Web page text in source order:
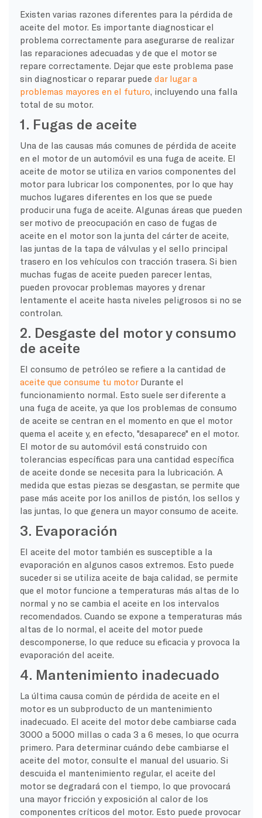
Existen varias razones diferentes para la pérdida de
aceite del motor. Es importante diagnosticar el
problema correctamente para asegurarse de realizar
las reparaciones adecuadas y de que el motor se
repare correctamente. Dejar que este problema pase
sin diagnosticar o reparar puede dar lugar a
problemas mayores en el futuro , incluyendo una falla
total de su motor.
1. Fugas de aceite
Una de las causas más comunes de pérdida de aceite
en el motor de un automóvil es una fuga de aceite. El
aceite de motor se utiliza en varios componentes del
motor para lubricar los componentes, por lo que hay
muchos lugares diferentes en los que se puede
producir una fuga de aceite. Algunas áreas que pueden
ser motivo de preocupación en caso de fugas de
aceite en el motor son la junta del cárter de aceite,
las juntas de la tapa de válvulas y el sello principal
trasero en los vehículos con tracción trasera. Si bien
muchas fugas de aceite pueden parecer lentas,
pueden provocar problemas mayores y drenar
lentamente el aceite hasta niveles peligrosos si no se
controlan.
2. Desgaste del motor y consumo
de aceite
El consumo de petróleo se refiere a la cantidad de
aceite que consume tu motorDurante el
funcionamiento normal. Esto suele ser diferente a
una fuga de aceite, ya que los problemas de consumo
de aceite se centran en el momento en que el motor
quema el aceite y, en efecto, "desaparece" en el motor.
El motor de su automóvil está construido con
tolerancias específicas para una cantidad específica
de aceite donde se necesita para la lubricación. A
medida que estas piezas se desgastan, se permite que
pase más aceite por los anillos de pistón, los sellos y
las juntas, lo que genera un mayor consumo de aceite.
3. Evaporación
El aceite del motor también es susceptible a la
evaporación en algunos casos extremos. Esto puede
suceder si se utiliza aceite de baja calidad, se permite
que el motor funcione a temperaturas más altas de lo
normal y no se cambia el aceite en los intervalos
recomendados. Cuando se expone a temperaturas más
altas de lo normal, el aceite del motor puede
descomponerse, lo que reduce su eficacia y provoca la
evaporación del aceite.
4. Mantenimiento inadecuado
La última causa común de pérdida de aceite en el
motor es un subproducto de un mantenimiento
inadecuado. El aceite del motor debe cambiarse cada
3000 a 5000 millas o cada 3 a 6 meses, lo que ocurra
primero. Para determinar cuándo debe cambiarse el
aceite del motor, consulte el manual del usuario. Si
descuida el mantenimiento regular, el aceite del
motor se degradará con el tiempo, lo que provocará
una mayor fricción y exposición al calor de los
componentes críticos del motor. Esto puede provocar